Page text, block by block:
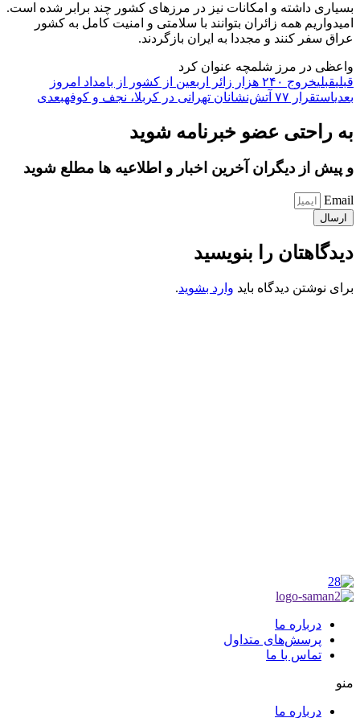
بسیاری داشته و امکانات نیز در مرزهای کشور چند برابر شده است.
امیدواریم همه زائران بتوانند با سلامتی و امنیت کامل به کشور
عراق سفر کنند و مجددا به ایران بازگردند.
واعظی در مرز شلمچه عنوان کرد
قبلیقبلیخروج ۲۴۰ هزار زائر اربعین از کشور از بامداد امروز
بعدیاستقرار ۷۷ آتش‌نشانان تهرانی در کربلا، نجف و کوفه بعدی
به راحتی عضو خبرنامه شوید
و پیش از دیگران آخرین اخبار و اطلاعیه ها مطلع شوید
Email
ارسال
دیدگاهتان را بنویسید
برای نوشتن دیدگاه باید وارد بشوید.
درباره ما
پرسش‌های متداول
تماس با ما
منو
درباره ما